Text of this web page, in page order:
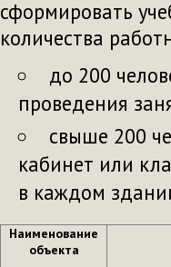
сформировать
количества
до 200
проведения
свыше 200
кабинет или
в каждом
Наименование
объекта